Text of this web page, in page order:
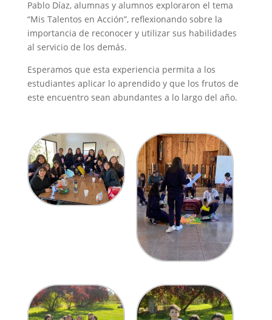
Pablo Díaz, alumnas y alumnos exploraron el tema
“Mis Talentos en Acción”, reflexionando sobre la
importancia de reconocer y utilizar sus habilidades
al servicio de los demás.
Esperamos que esta experiencia permita a los
estudiantes aplicar lo aprendido y que los frutos de
este encuentro sean abundantes a lo largo del año.